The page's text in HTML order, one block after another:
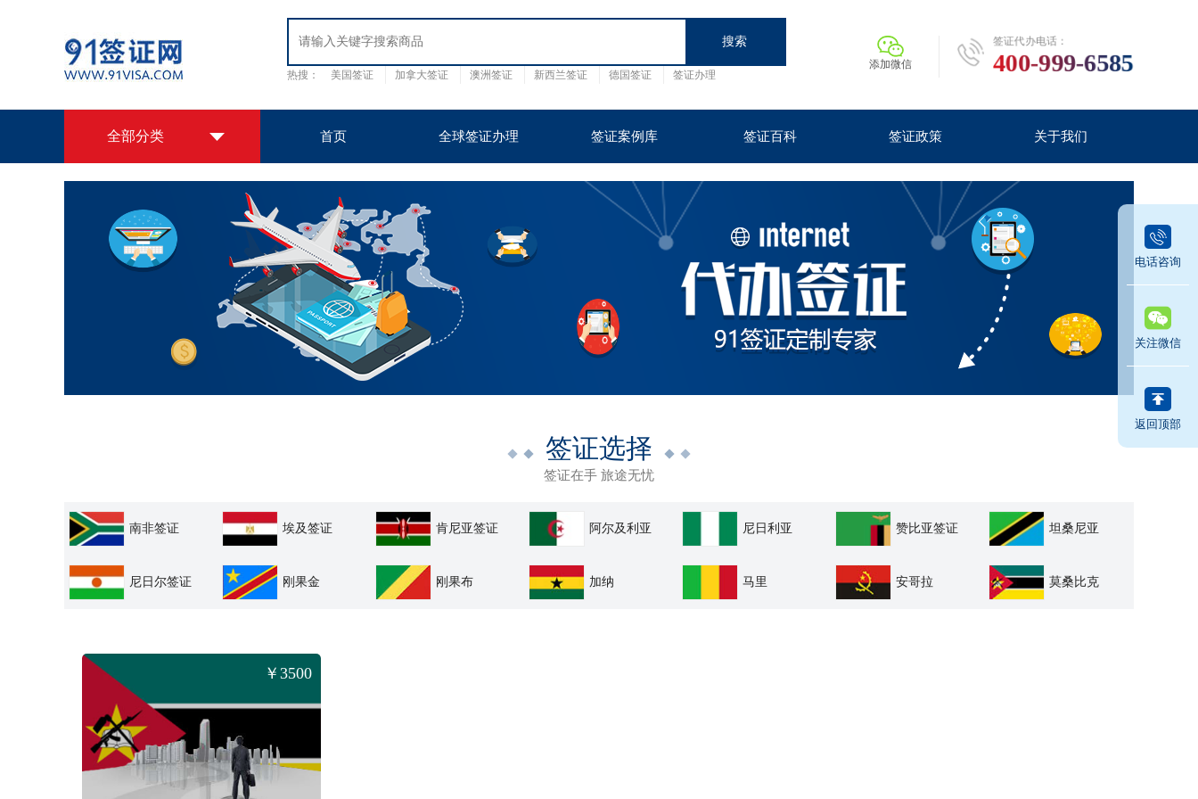
添加微信
签证代办电话：
400-999-6585
热搜： 美国签证 加拿大签证 澳洲签证 新西兰签证 德国签证
签证办理
全部分类
欧洲签证 美洲签证
洋洲签证 非洲签证
签证办理套餐
我们提供办理签证服务
国外保障
我们提供出国签证、公正认证服务
拒签原因调档服务
查询签证被拒签的真实原因
美国签证代办
首页 全球签证办理 签证案例库 签证百科 签证政策 关于我们
签证选择
签证在手 旅途无忧
南非签证 埃及签证 肯尼亚签证 阿尔及利亚 尼日利亚 赞比亚签证 坦桑尼亚
尼日尔签证 刚果金 刚果布 加纳 马里 安哥拉 莫桑比克
￥3500
电话咨询
关注微信
返回顶部